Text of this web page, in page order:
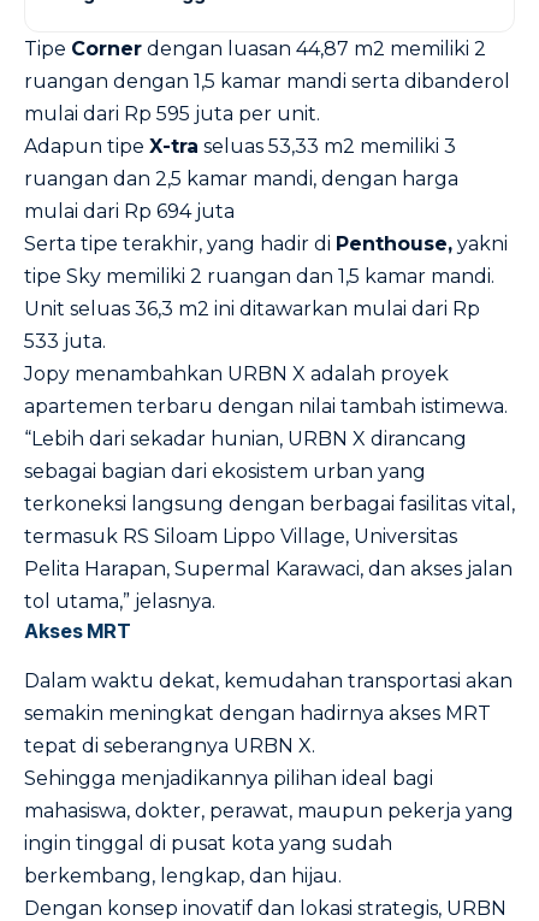
Tipe Corner dengan luasan 44,87 m2 memiliki 2
ruangan dengan 1,5 kamar mandi serta dibanderol
mulai dari Rp 595 juta per unit.
Adapun tipe X-tra seluas 53,33 m2 memiliki 3
ruangan dan 2,5 kamar mandi, dengan harga
mulai dari Rp 694 juta
Serta tipe terakhir, yang hadir di Penthouse, yakni
tipe Sky memiliki 2 ruangan dan 1,5 kamar mandi.
Unit seluas 36,3 m2 ini ditawarkan mulai dari Rp
533 juta.
Jopy menambahkan URBN X adalah proyek
apartemen terbaru dengan nilai tambah istimewa.
“Lebih dari sekadar hunian, URBN X dirancang
sebagai bagian dari ekosistem urban yang
terkoneksi langsung dengan berbagai fasilitas vital,
termasuk RS Siloam Lippo Village, Universitas
Pelita Harapan, Supermal Karawaci, dan akses jalan
tol utama,” jelasnya.
Akses MRT
Dalam waktu dekat, kemudahan transportasi akan
semakin meningkat dengan hadirnya akses MRT
tepat di seberangnya URBN X.
Sehingga menjadikannya pilihan ideal bagi
mahasiswa, dokter, perawat, maupun pekerja yang
ingin tinggal di pusat kota yang sudah
berkembang, lengkap, dan hijau.
Dengan konsep inovatif dan lokasi strategis, URBN